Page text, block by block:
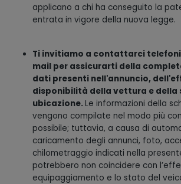
applicano a chi ha conseguito la
entrata in vigore della nuova legge.
Ti invitiamo a contattarci
mail per assicurarti della
dati presenti nell'annuncio,
disponibilità della vettura e della
ubicazione. Le informazioni della
vengono compilate nel modo più
possibile; tuttavia, a causa di
caricamento degli annunci, foto,
chilometraggio indicati nella
potrebbero non coincidere con
equipaggiamento e lo stato del